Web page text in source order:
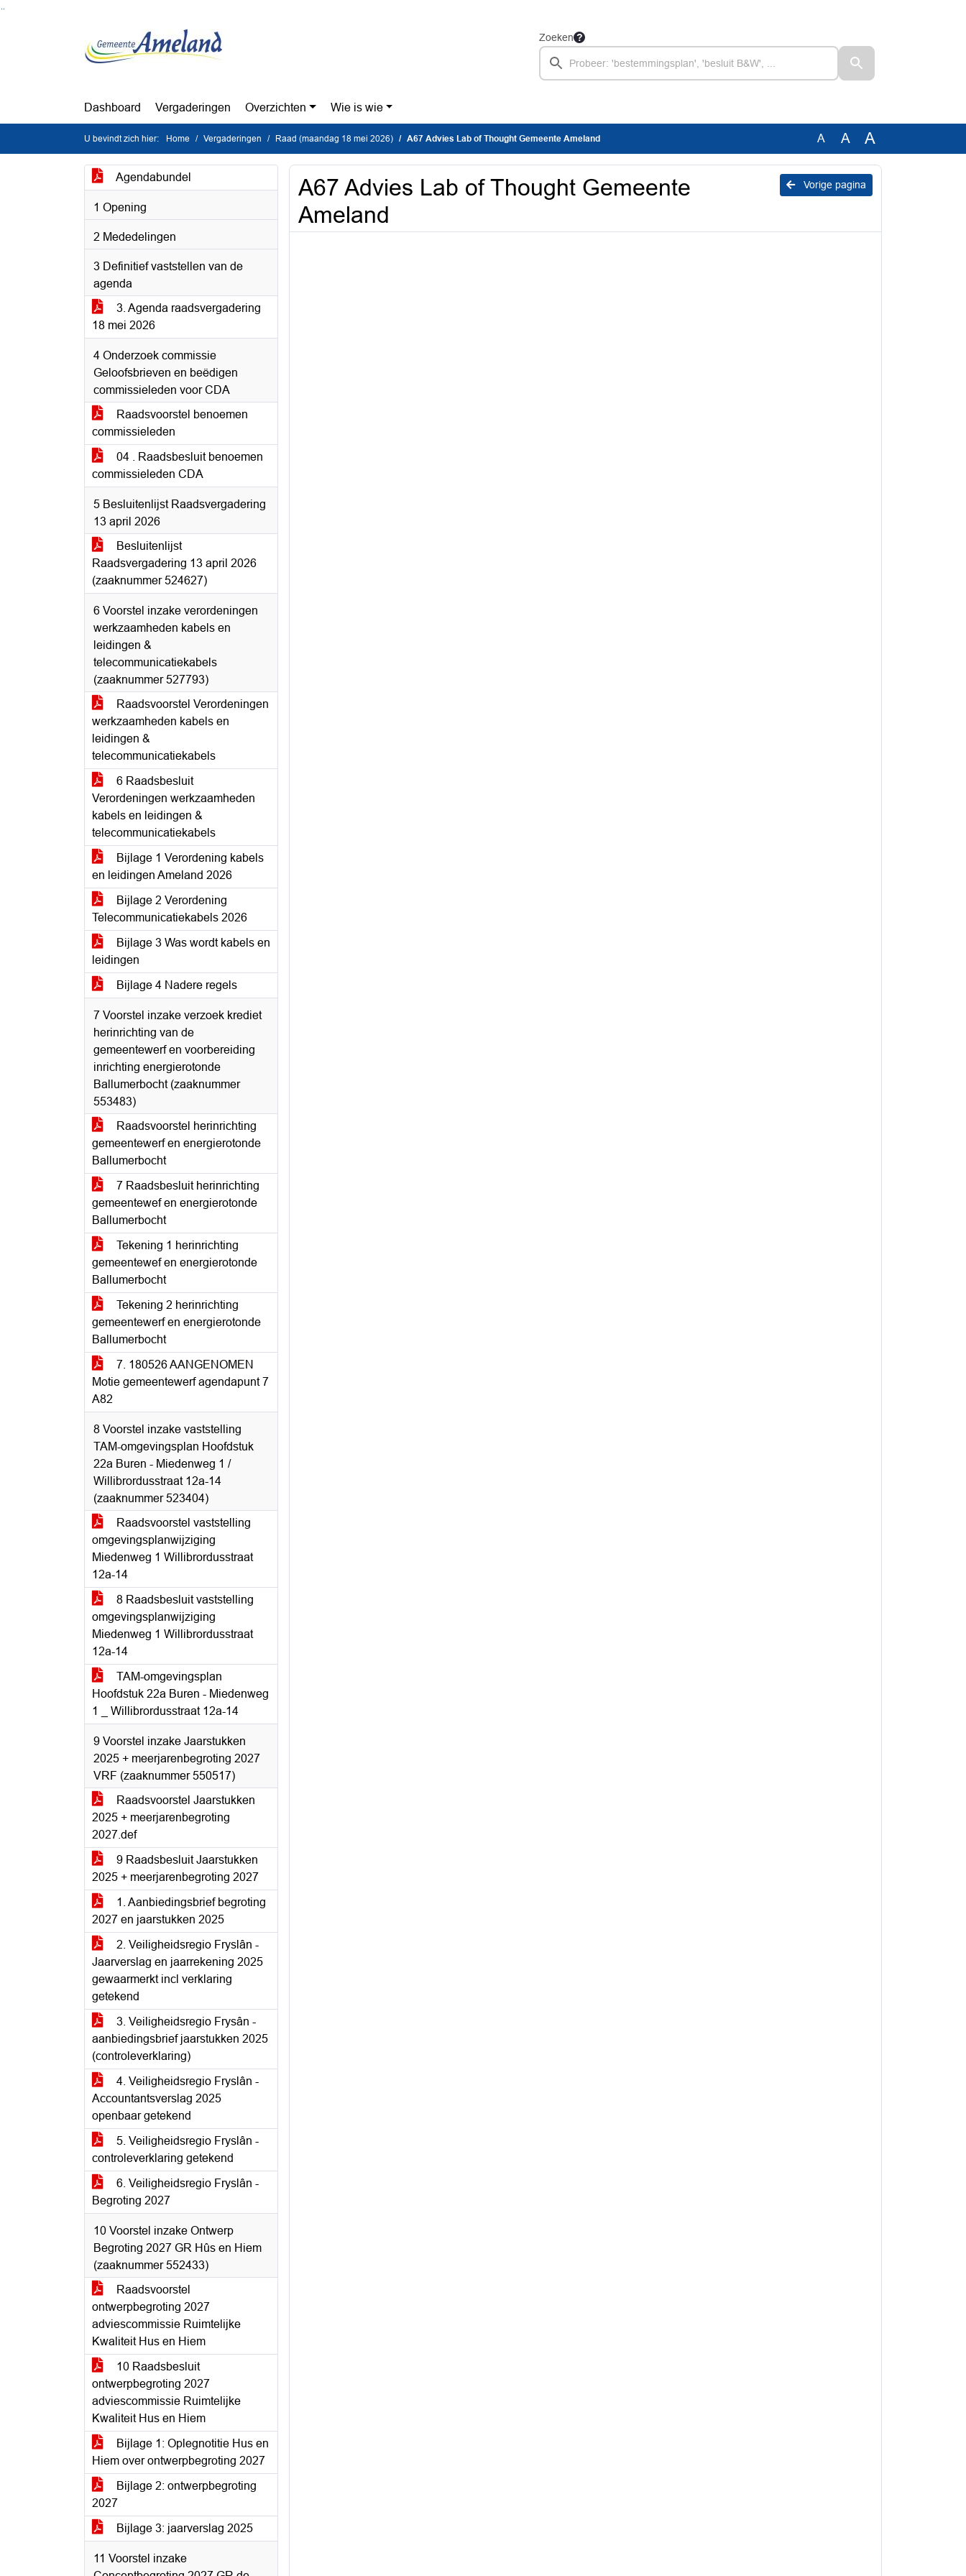
Zoeken
Dashboard Vergaderingen Overzichten Wie is wie
U bevindt zich hier: Home Vergaderingen Raad (maandag 18 mei 2026) A67 Advies Lab of Thought Gemeente Ameland A A A
Agendabundel
1 Opening
2 Mededelingen
3 Definitief vaststellen van de
agenda
3. Agenda raadsvergadering
18 mei 2026
4 Onderzoek commissie
Geloofsbrieven en beëdigen
commissieleden voor CDA
Raadsvoorstel benoemen
commissieleden
04 . Raadsbesluit benoemen
commissieleden CDA
5 Besluitenlijst Raadsvergadering
13 april 2026
Besluitenlijst
Raadsvergadering 13 april 2026
(zaaknummer 524627)
6 Voorstel inzake verordeningen
werkzaamheden kabels en
leidingen &
telecommunicatiekabels
(zaaknummer 527793)
Raadsvoorstel Verordeningen
werkzaamheden kabels en
leidingen &
telecommunicatiekabels
6 Raadsbesluit
Verordeningen werkzaamheden
kabels en leidingen &
telecommunicatiekabels
Bijlage 1 Verordening kabels
en leidingen Ameland 2026
Bijlage 2 Verordening
Telecommunicatiekabels 2026
Bijlage 3 Was wordt kabels en
leidingen
Bijlage 4 Nadere regels
7 Voorstel inzake verzoek krediet
herinrichting van de
gemeentewerf en voorbereiding
inrichting energierotonde
Ballumerbocht (zaaknummer
553483)
Raadsvoorstel herinrichting
gemeentewerf en energierotonde
Ballumerbocht
7 Raadsbesluit herinrichting
gemeentewef en energierotonde
Ballumerbocht
Tekening 1 herinrichting
gemeentewef en energierotonde
Ballumerbocht
Tekening 2 herinrichting
gemeentewerf en energierotonde
Ballumerbocht
7. 180526 AANGENOMEN
Motie gemeentewerf agendapunt 7
A82
8 Voorstel inzake vaststelling
TAM-omgevingsplan Hoofdstuk
22a Buren - Miedenweg 1 /
Willibrordusstraat 12a-14
(zaaknummer 523404)
Raadsvoorstel vaststelling
omgevingsplanwijziging
Miedenweg 1 Willibrordusstraat
12a-14
8 Raadsbesluit vaststelling
omgevingsplanwijziging
Miedenweg 1 Willibrordusstraat
12a-14
TAM-omgevingsplan
Hoofdstuk 22a Buren - Miedenweg
1 _ Willibrordusstraat 12a-14
9 Voorstel inzake Jaarstukken
2025 + meerjarenbegroting 2027
VRF (zaaknummer 550517)
Raadsvoorstel Jaarstukken
2025 + meerjarenbegroting
2027.def
9 Raadsbesluit Jaarstukken
2025 + meerjarenbegroting 2027
1. Aanbiedingsbrief begroting
2027 en jaarstukken 2025
2. Veiligheidsregio Fryslân -
Jaarverslag en jaarrekening 2025
gewaarmerkt incl verklaring
getekend
3. Veiligheidsregio Frysân -
aanbiedingsbrief jaarstukken 2025
(controleverklaring)
4. Veiligheidsregio Fryslân -
Accountantsverslag 2025
openbaar getekend
5. Veiligheidsregio Fryslân -
controleverklaring getekend
6. Veiligheidsregio Fryslân -
Begroting 2027
10 Voorstel inzake Ontwerp
Begroting 2027 GR Hûs en Hiem
(zaaknummer 552433)
Raadsvoorstel
ontwerpbegroting 2027
adviescommissie Ruimtelijke
Kwaliteit Hus en Hiem
10 Raadsbesluit
ontwerpbegroting 2027
adviescommissie Ruimtelijke
Kwaliteit Hus en Hiem
Bijlage 1: Oplegnotitie Hus en
Hiem over ontwerpbegroting 2027
Bijlage 2: ontwerpbegroting
2027
Bijlage 3: jaarverslag 2025
11 Voorstel inzake
Vorige pagina
A67 Advies Lab of Thought Gemeente
Ameland